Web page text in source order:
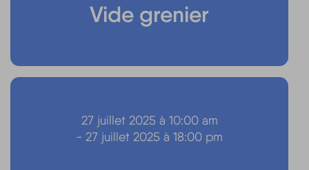
Vide grenier
27 juillet 2025 à 10:00 am
- 27 juillet 2025 à 18:00 pm